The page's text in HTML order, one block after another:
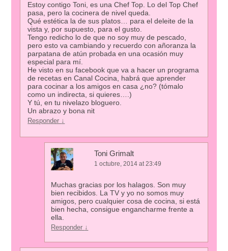
Estoy contigo Toni, es una Chef Top. Lo del Top Chef
pasa, pero la cocinera de nivel queda.
Qué estética la de sus platos… para el deleite de la
vista y, por supuesto, para el gusto.
Tengo redicho lo de que no soy muy de pescado,
pero esto va cambiando y recuerdo con añoranza la
parpatana de atún probada en una ocasión muy
especial para mí.
He visto en su facebook que va a hacer un programa
de recetas en Canal Cocina, habrá que aprender
para cocinar a los amigos en casa ¿no? (tómalo
como un indirecta, si quieres….)
Y tú, en tu nivelazo bloguero.
Un abrazo y bona nit
Responder ↓
Toni Grimalt
1 octubre, 2014 at 23:49
Muchas gracias por los halagos. Son muy
bien recibidos. La TV y yo no somos muy
amigos, pero cualquier cosa de cocina, si está
bien hecha, consigue engancharme frente a
ella.
Responder ↓